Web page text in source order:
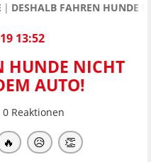
DESHALB FAHREN HUNDE
13:52
HUNDE NICHT
AUTO!
0 Reaktionen
🔥 😥 👏